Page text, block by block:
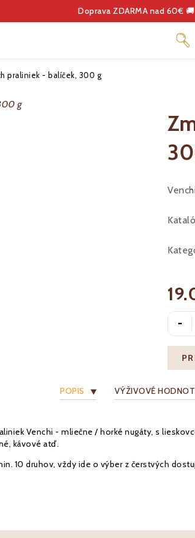
Doprava ZDARMA nad 60€ 🚚
praliniek - balíček, 300 g
-
POPIS
VÝŽIVOVÉ
Venchi - mliečne / horké nugáty, s
kávové atď.
10 druhov, vždy ide o výber z čerstvých